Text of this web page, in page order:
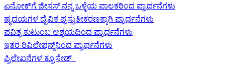
ಏನೋಕ್‍ಗೆ ಜೀಸಸ್ ನನ್ನ ಒಳ್ಳೆಯ ಪಾಲಕರಿಂದ ಪ್ರಾರ್ಥನೆಗಳು
ಹೃದಯಗಳ ದೈವಿಕ ಪ್ರಸ್ತುತೀಕರಣಕ್ಕಾಗಿ ಪ್ರಾರ್ಥನೆಗಳು
ಪವಿತ್ರ ಕುಟುಂಬ ಆಶ್ರಯದಿಂದ ಪ್ರಾರ್ಥನೆಗಳು
ಇತರ ರಿವಿಲೇಷನ್ಸ್‌ನಿಂದ ಪ್ರಾರ್ಥನೆಗಳು
ಪ್ರಿಲೇಖನೆಗಳ ಕ್ರೂಸೇಡ್